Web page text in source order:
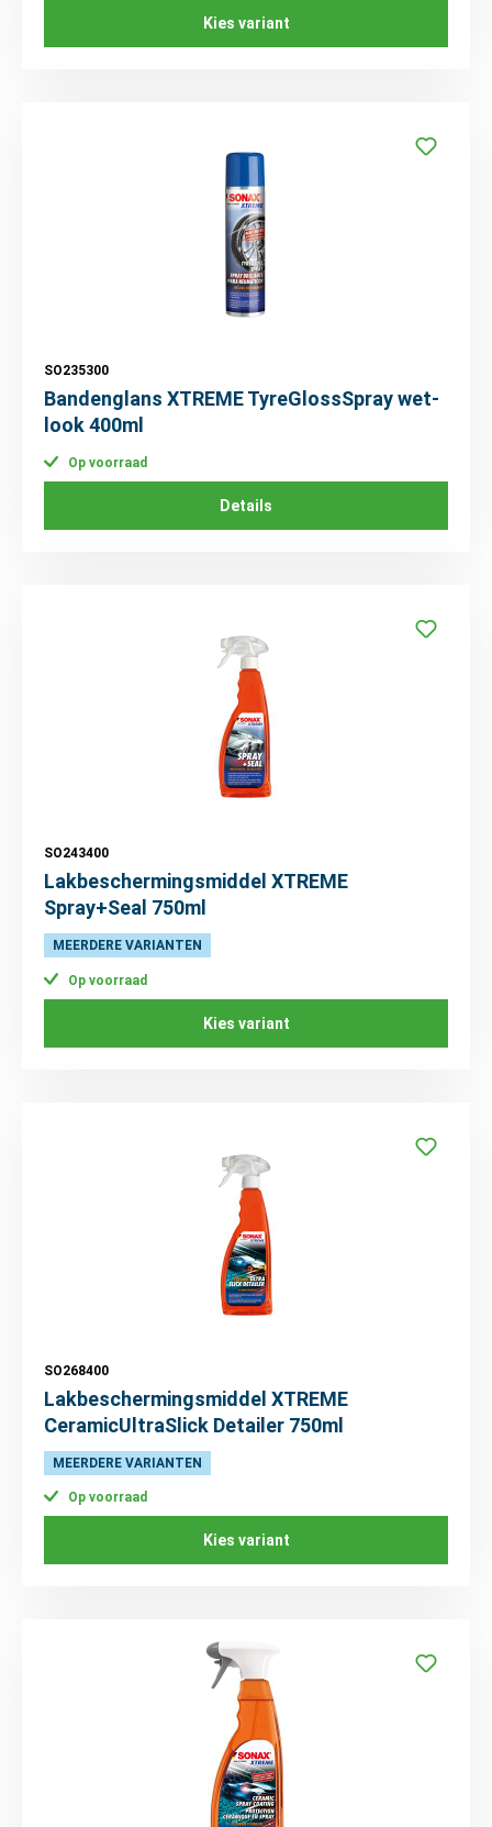
Kies variant
SO235300
Bandenglans XTREME TyreGlossSpray wet-
look 400ml
Op voorraad
Details
SO243400
Lakbeschermingsmiddel XTREME
Spray+Seal 750ml
MEERDERE VARIANTEN
Op voorraad
Kies variant
SO268400
Lakbeschermingsmiddel XTREME
CeramicUltraSlick Detailer 750ml
MEERDERE VARIANTEN
Op voorraad
Kies variant